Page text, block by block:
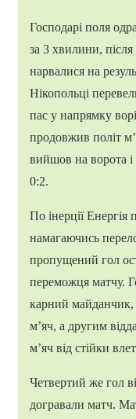
Господарі поля
за 3 хвилини,
нарвалися на
Нікопольці
пас у напрямку
продовжив політ
вийшов на ворота
0:2.
По інерції Енергія
намагаючись
пропущений гол
переможця матчу.
карний майданчик,
м’яч, а другим
м’яч від стійки
Четвертий же гол
догравали матч.